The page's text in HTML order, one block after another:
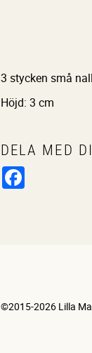
3 stycken små
Höjd: 3 cm
DELA MED
©2015-2026 Lilla